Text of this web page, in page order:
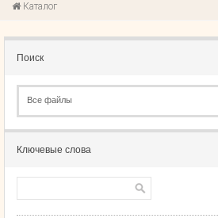
Каталог
Поиск
Все файлы
Ключевые слова